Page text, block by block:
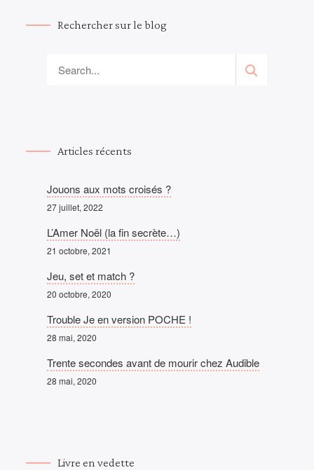
Rechercher sur le blog
Articles récents
Jouons aux mots croisés ?
27 juillet, 2022
L’Amer Noël (la fin secrète…)
21 octobre, 2021
Jeu, set et match ?
20 octobre, 2020
Trouble Je en version POCHE !
28 mai, 2020
Trente secondes avant de mourir chez Audible
28 mai, 2020
Livre en vedette